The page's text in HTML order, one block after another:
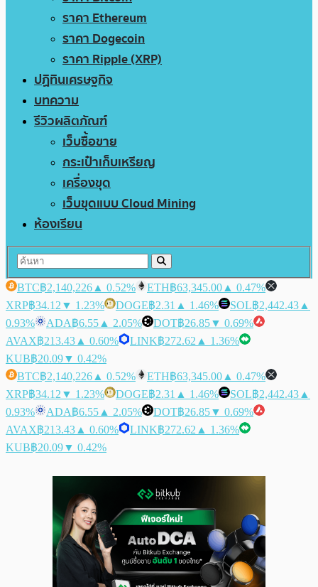
ราคา Ethereum
ราคา Dogecoin
ราคา Ripple (XRP)
ปฏิทินเศรษฐกิจ
บทความ
รีวิวผลิตภัณฑ์
เว็บซื้อขาย
กระเป๋าเก็บเหรียญ
เครื่องขุด
เว็บขุดแบบ Cloud Mining
ห้องเรียน
BTC฿2,140,226 ▲ 0.52% ETH฿63,345.00 ▲ 0.47%
XRP฿34.12 ▼ 1.23% DOGE฿2.31 ▲ 1.46% SOL฿2,442.43 ▲
0.93%
ADA฿6.55 ▲ 2.05% DOT฿26.85▼ 0.69%
AVAX฿213.43 ▲ 0.60% LINK฿272.62 ▲ 1.36%
KUB฿20.09▼ 0.42%
BTC฿2,140,226 ▲ 0.52% ETH฿63,345.00 ▲ 0.47%
XRP฿34.12 ▼ 1.23% DOGE฿2.31 ▲ 1.46% SOL฿2,442.43 ▲
0.93%
ADA฿6.55 ▲ 2.05% DOT฿26.85▼ 0.69%
AVAX฿213.43 ▲ 0.60% LINK฿272.62 ▲ 1.36%
KUB฿20.09▼ 0.42%